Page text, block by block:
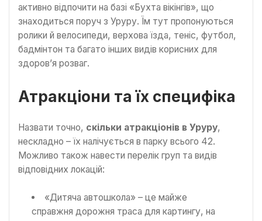
активно відпочити на базі «Бухта вікінгів», що
знаходиться поруч з Уруру. Їм тут пропонуються
ролики й велосипеди, верхова їзда, теніс, футбол,
бадмінтон та багато інших видів корисних для
здоров’я розваг.
Атракціони та їх специфіка
Назвати точно, скільки атракціонів в Уруру,
нескладно – їх налічується в парку всього 42.
Можливо також навести перелік груп та видів
відповідних локацій:
«Дитяча автошкола» – це майже
справжня дорожня траса для картингу, на